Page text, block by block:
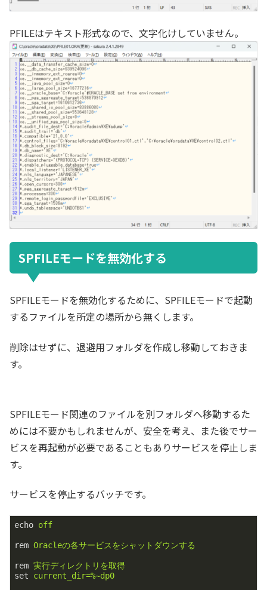
PFILEはテキスト形式なので、文字化けしていません。
SPFILEモードを無効化する
SPFILEモードを無効化するために、SPFILEモードで起動
するファイルを所定の場所から無くします。
削除はせずに、退避用フォルダを作成し移動しておきま
す。
SPFILEモード関連のファイルを別フォルダへ移動するた
めには不要かもしれませんが、安全を考え、また後でサー
ビスを再起動が必要であることもありサービスを停止しま
す。
サービスを停止するバッチです。
echo off
rem Oracleの各サービスをシャットダウンする
rem 実行ディレクトリを取得
set
current_dir=%~dp0